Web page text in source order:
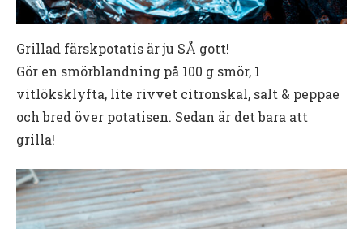
Grillad färskpotatis är ju SÅ gott!
Gör en smörblandning på 100 g smör, 1
vitlöksklyfta, lite rivvet citronskal, salt & peppae
och bred över potatisen. Sedan är det bara att
grilla!